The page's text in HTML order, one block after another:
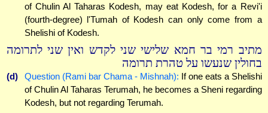
of Chulin Al Taharas Kodesh, may eat Kodesh, for a Revi'i
(fourth-degree) l'Tumah of Kodesh can only come from a
Shelishi of Kodesh.
מתיב רמי בר חמא שלישי שני לקדש ואין שני לתרומה
בחולין שנעשו על טהרת תרומה
(d) Question (Rami bar Chama - Mishnah): If one eats a Shelishi
of Chulin Al Taharas Terumah, he becomes a Sheni regarding
Kodesh, but not regarding Terumah.